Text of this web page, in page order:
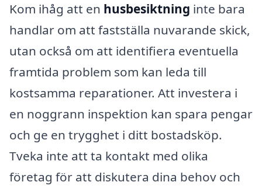
Kom ihåg att en husbesiktning inte bara
handlar om att fastställa nuvarande skick,
utan också om att identifiera eventuella
framtida problem som kan leda till
kostsamma reparationer. Att investera i
en noggrann inspektion kan spara pengar
och ge en trygghet i ditt bostadsköp.
Tveka inte att ta kontakt med olika
företag för att diskutera dina behov och